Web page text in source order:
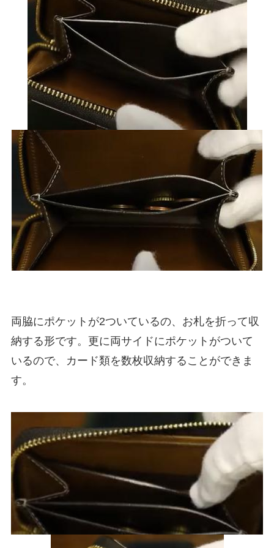
両脇にポケットが2ついているの、お札を折って収
納する形です。更に両サイドにポケットがついて
いるので、カード類を数枚収納することができま
す。